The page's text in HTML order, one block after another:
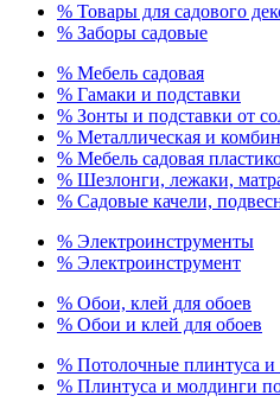
% Товары для садового
% Заборы садовые
% Мебель садовая
% Гамаки и подставки
% Зонты и подставки от
% Металлическая и
% Мебель садовая
% Шезлонги, лежаки,
% Садовые качели,
% Электроинструменты
% Электроинструмент
% Обои, клей для обоев
% Обои и клей для обоев
% Потолочные плинтуса
% Плинтуса и молдинги